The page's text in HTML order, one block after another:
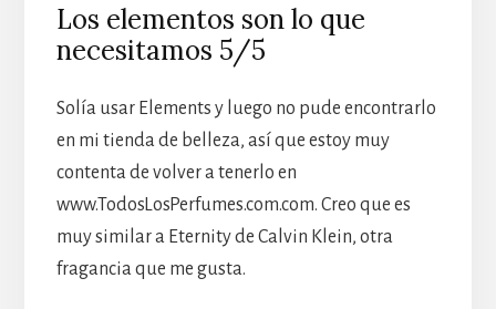
Los elementos son lo que
necesitamos 5/5
Solía usar Elements y luego no pude encontrarlo
en mi tienda de belleza, así que estoy muy
contenta de volver a tenerlo en
www.TodosLosPerfumes.com.com. Creo que es
muy similar a Eternity de Calvin Klein, otra
fragancia que me gusta.